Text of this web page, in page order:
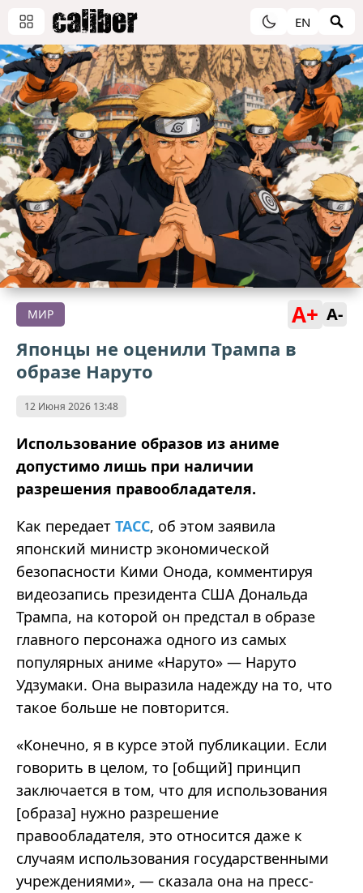
EN
МИР A+ A-
Японцы не оценили Трампа в
образе Наруто
12 Июня 2026 13:48
Использование образов из аниме
допустимо лишь при наличии
разрешения правообладателя.
Как передает ТАСС, об этом заявила
японский министр экономической
безопасности Кими Онода, комментируя
видеозапись президента США Дональда
Трампа, на которой он предстал в образе
главного персонажа одного из самых
популярных аниме «Наруто» — Наруто
Удзумаки. Она выразила надежду на то, что
такое больше не повторится.
«Конечно, я в курсе этой публикации. Если
говорить в целом, то [общий] принцип
заключается в том, что для использования
[образа] нужно разрешение
правообладателя, это относится даже к
случаям использования государственными
учреждениями», — сказала она на пресс-